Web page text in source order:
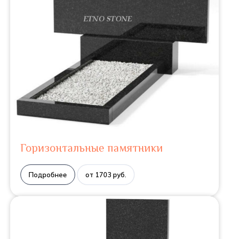
Горизонтальные памятники
Подробнее от 1703 руб.